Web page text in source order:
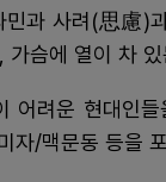
과 사려(思慮)
가슴에 열이 차
어려운 현대인
자/맥문동 등을